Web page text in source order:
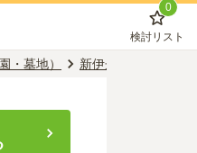
0
検討リスト
・墓地） 新伊丹駅のお墓（霊